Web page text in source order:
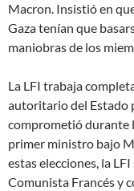
Macron. Insistió en
Gaza tenían que
maniobras de los
La LFI trabaja
autoritario del Estado
comprometió durante
primer ministro bajo
estas elecciones, la
Comunista Francés y